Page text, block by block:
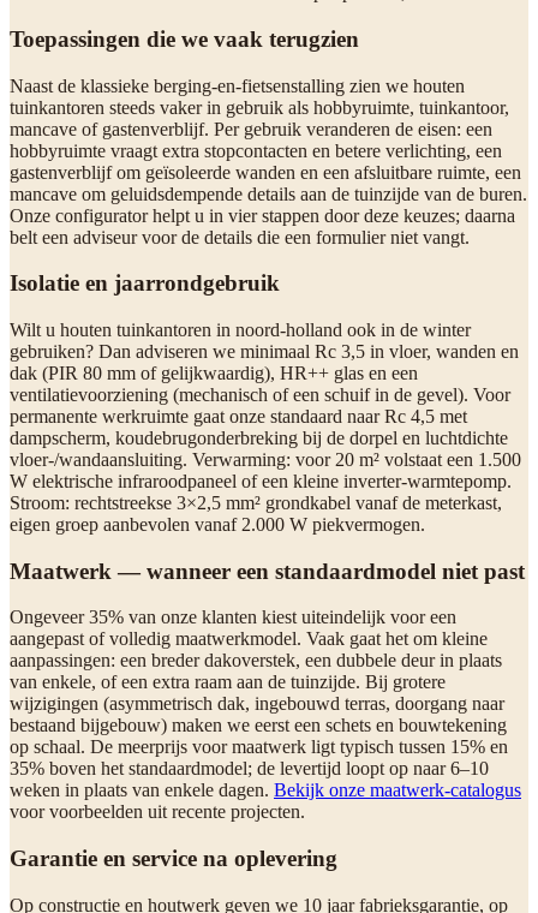
Toepassingen die we vaak terugzien
Naast de klassieke berging-en-fietsenstalling zien we houten
tuinkantoren steeds vaker in gebruik als hobbyruimte, tuinkantoor,
mancave of gastenverblijf. Per gebruik veranderen de eisen: een
hobbyruimte vraagt extra stopcontacten en betere verlichting, een
gastenverblijf om geïsoleerde wanden en een afsluitbare ruimte, een
mancave om geluidsdempende details aan de tuinzijde van de buren.
Onze configurator helpt u in vier stappen door deze keuzes; daarna
belt een adviseur voor de details die een formulier niet vangt.
Isolatie en jaarrondgebruik
Wilt u houten tuinkantoren in noord-holland ook in de winter
gebruiken? Dan adviseren we minimaal Rc 3,5 in vloer, wanden en
dak (PIR 80 mm of gelijkwaardig), HR++ glas en een
ventilatievoorziening (mechanisch of een schuif in de gevel). Voor
permanente werkruimte gaat onze standaard naar Rc 4,5 met
dampscherm, koudebrugonderbreking bij de dorpel en luchtdichte
vloer-/wandaansluiting. Verwarming: voor 20 m² volstaat een 1.500
W elektrische infraroodpaneel of een kleine inverter-warmtepomp.
Stroom: rechtstreekse 3×2,5 mm² grondkabel vanaf de meterkast,
eigen groep aanbevolen vanaf 2.000 W piekvermogen.
Maatwerk — wanneer een standaardmodel niet past
Ongeveer 35% van onze klanten kiest uiteindelijk voor een
aangepast of volledig maatwerkmodel. Vaak gaat het om kleine
aanpassingen: een breder dakoverstek, een dubbele deur in plaats
van enkele, of een extra raam aan de tuinzijde. Bij grotere
wijzigingen (asymmetrisch dak, ingebouwd terras, doorgang naar
bestaand bijgebouw) maken we eerst een schets en bouwtekening
op schaal. De meerprijs voor maatwerk ligt typisch tussen 15% en
35% boven het standaardmodel; de levertijd loopt op naar 6–10
weken in plaats van enkele dagen. Bekijk onze maatwerk-catalogus
voor voorbeelden uit recente projecten.
Garantie en service na oplevering
Op constructie en houtwerk geven we 10 jaar fabrieksgarantie, op